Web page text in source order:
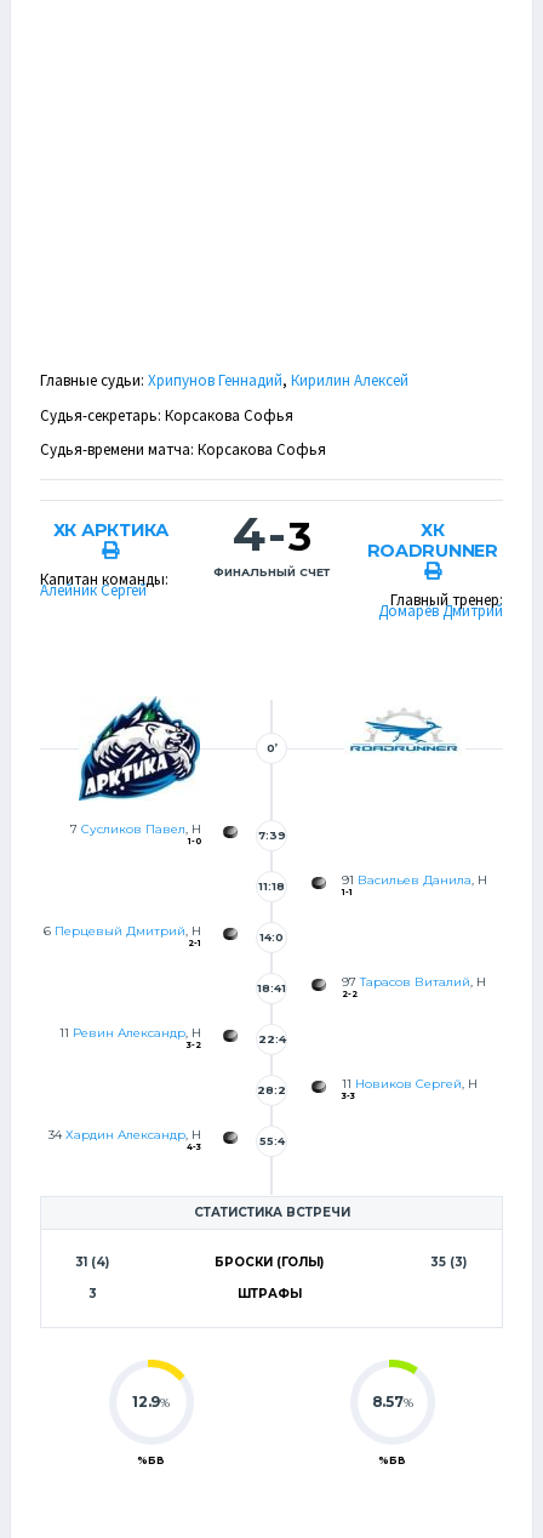
Главные судьи: Хрипунов Геннадий, Кирилин Алексей
Судья-секретарь: Корсакова Софья
Судья-времени матча: Корсакова Софья
ХК АРКТИКА
Капитан команды:
Алейник Сергей
4-3
ФИНАЛЬНЫЙ СЧЕТ
ХК
ROADRUNNER
Главный тренер:
Домарёв Дмитрий
0’
7 Сусликов Павел , Н
1-0 7:39
91 Васильев Данила , Н
1-1
11:18
6 Перцевый Дмитрий , Н
2-1 14:0
97Тарасов Виталий , Н
2-2
18:41
11 Ревин Александр , Н
3-2 22:4
11 Новиков Сергей , Н
3-3
28:2
34Хардин Александр , Н
4-3 55:4
СТАТИСТИКА ВСТРЕЧИ
31 (4) БРОСКИ (ГОЛЫ)
35 (3)
3
ШТРАФЫ
12.9%
%БВ
8.57%
%БВ